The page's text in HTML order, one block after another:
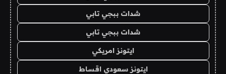
شدات ببجي تابي
شدات ببجي تابي
ايتونز امريكي
ايتونز سعودي اقساط